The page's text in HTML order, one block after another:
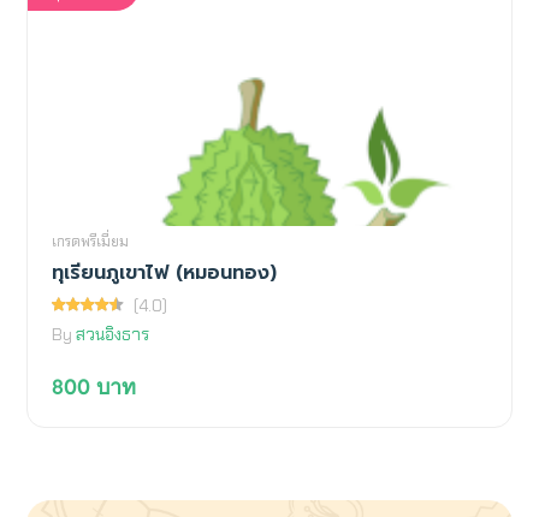
เกรดพรีเมี่ยม
ทุเรียนภูเขาไฟ (หมอนทอง)
(4.0)
By สวนอิงธาร
800 บาท